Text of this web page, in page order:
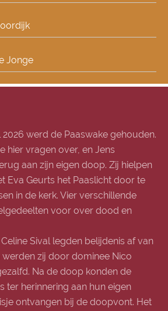
Jonge
werd de Paaswake gehouden.
hier vragen over, en Jens
aan zijn eigen doop. Zij hielpen
Eva Geurts het Paaslicht door te
in de kerk. Vier verschillende
voor over dood en
Sival legden belijdenis af van
werden zij door dominee Nico
Na de doop konden de
ter herinnering aan hun eigen
ontvangen bij de doopvont. Het